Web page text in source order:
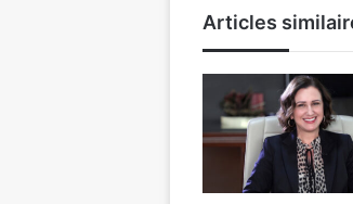
Articles